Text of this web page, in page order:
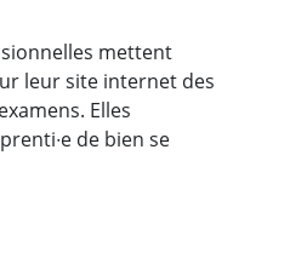
mettent
leur site internet des
Elles
de bien se